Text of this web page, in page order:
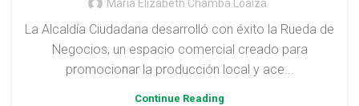
Maria Elizabeth Chamba Loaiza
La Alcaldía Ciudadana desarrolló con éxito la Rueda de
Negocios, un espacio comercial creado para
promocionar la producción local y ace...
Continue Reading